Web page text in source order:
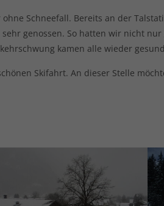
Schneefall. Bereits an der
genossen. So hatten wir nicht
kamen alle wieder
Skifahrt. An dieser Stelle